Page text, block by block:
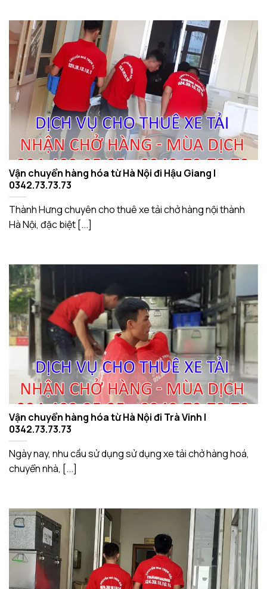
Vận chuyển hàng hóa từ Hà Nội đi Hậu Giang |
0342.73.73.73
Thành Hưng chuyên cho thuê xe tải chở hàng nội thành
Hà Nội, đặc biệt [...]
Vận chuyển hàng hóa từ Hà Nội đi Trà Vinh |
0342.73.73.73
Ngày nay, nhu cầu sử dụng sử dụng xe tải chở hàng hoá,
chuyển nhà, [...]